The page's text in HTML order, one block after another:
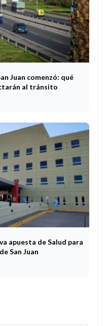
Juan comenzó: qué
al tránsito
apuesta de Salud para
San Juan